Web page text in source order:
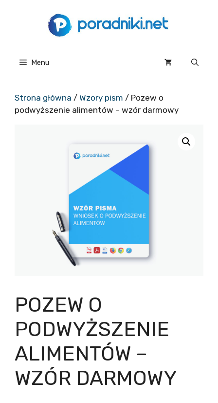
Menu
Strona główna / Wzory pism / Pozew o
podwyższenie alimentów – wzór darmowy
POZEW O
PODWYŻSZENIE
ALIMENTÓW –
WZÓR DARMOWY